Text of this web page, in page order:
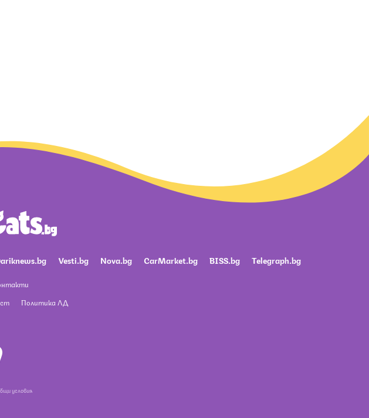
Vesti.bg Nova.bg CarMarket.bg BISS.bg Telegraph.bg
Политика ЛД
условия